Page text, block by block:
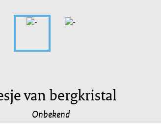
van bergkristal
Onbekend